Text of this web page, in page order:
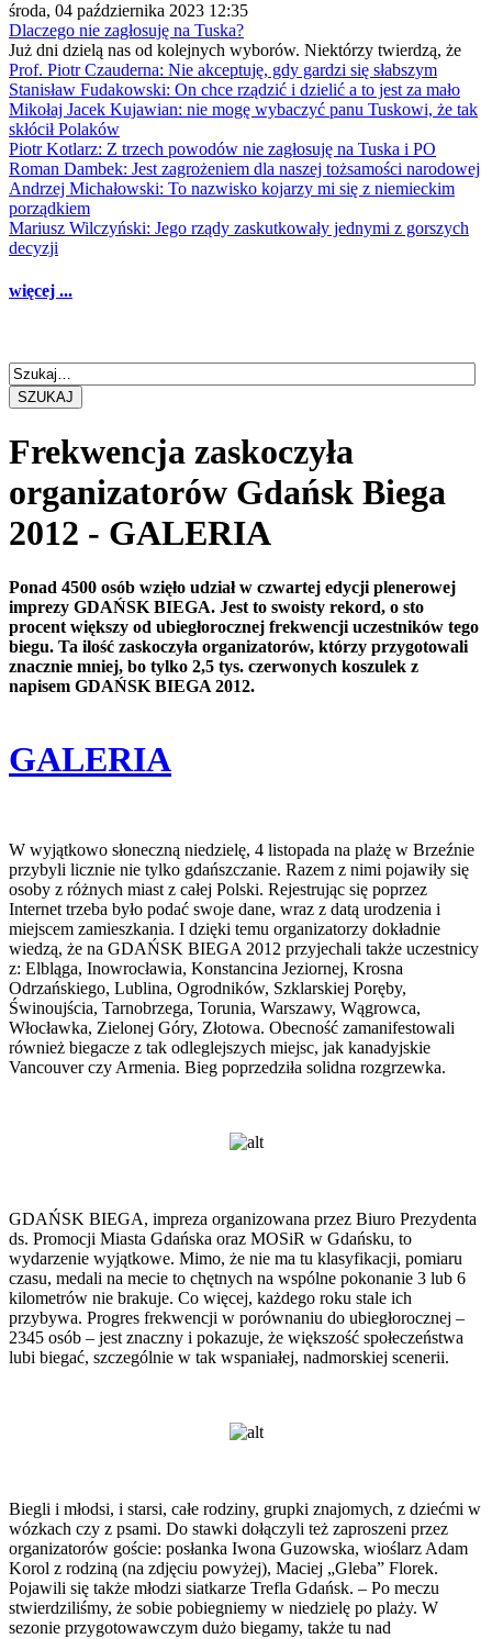
środa, 04 października 2023 12:35
Dlaczego nie zagłosuję na Tuska?
Już dni dzielą nas od kolejnych wyborów. Niektórzy twierdzą, że
Prof. Piotr Czauderna: Nie akceptuję, gdy gardzi się słabszym
Stanisław Fudakowski: On chce rządzić i dzielić a to jest za mało
Mikołaj Jacek Kujawian: nie mogę wybaczyć panu Tuskowi, że tak
skłócił Polaków
Piotr Kotlarz: Z trzech powodów nie zagłosuję na Tuska i PO
Roman Dambek: Jest zagrożeniem dla naszej tożsamości narodowej
Andrzej Michałowski: To nazwisko kojarzy mi się z niemieckim
porządkiem
Mariusz Wilczyński: Jego rządy zaskutkowały jednymi z gorszych
decyzji
więcej ...
SZUKAJ
Frekwencja zaskoczyła
organizatorów Gdańsk Biega
2012 - GALERIA
Ponad 4500 osób wzięło udział w czwartej edycji plenerowej
imprezy GDAŃSK BIEGA. Jest to swoisty rekord, o sto
procent większy od ubiegłorocznej frekwencji uczestników tego
biegu. Ta ilość zaskoczyła organizatorów, którzy przygotowali
znacznie mniej, bo tylko 2,5 tys. czerwonych koszulek z
napisem GDAŃSK BIEGA 2012.
GALERIA
W wyjątkowo słoneczną niedzielę, 4 listopada na plażę w Brzeźnie
przybyli licznie nie tylko gdańszczanie. Razem z nimi pojawiły się
osoby z różnych miast z całej Polski. Rejestrując się poprzez
Internet trzeba było podać swoje dane, wraz z datą urodzenia i
miejscem zamieszkania. I dzięki temu organizatorzy dokładnie
wiedzą, że na GDAŃSK BIEGA 2012 przyjechali także uczestnicy
z: Elbląga, Inowrocławia, Konstancina Jeziornej, Krosna
Odrzańskiego, Lublina, Ogrodników, Szklarskiej Poręby,
Świnoujścia, Tarnobrzega, Torunia, Warszawy, Wągrowca,
Włocławka, Zielonej Góry, Złotowa. Obecność zamanifestowali
również biegacze z tak odleglejszych miejsc, jak kanadyjskie
Vancouver czy Armenia. Bieg poprzedziła solidna rozgrzewka.
GDAŃSK BIEGA, impreza organizowana przez Biuro Prezydenta
ds. Promocji Miasta Gdańska oraz MOSiR w Gdańsku, to
wydarzenie wyjątkowe. Mimo, że nie ma tu klasyfikacji, pomiaru
czasu, medali na mecie to chętnych na wspólne pokonanie 3 lub 6
kilometrów nie brakuje. Co więcej, każdego roku stale ich
przybywa. Progres frekwencji w porównaniu do ubiegłorocznej –
2345 osób – jest znaczny i pokazuje, że większość społeczeństwa
lubi biegać, szczególnie w tak wspaniałej, nadmorskiej scenerii.
Biegli i młodsi, i starsi, całe rodziny, grupki znajomych, z dziećmi w
wózkach czy z psami. Do stawki dołączyli też zaproszeni przez
organizatorów goście: posłanka Iwona Guzowska, wioślarz Adam
Korol z rodziną (na zdjęciu powyżej), Maciej „Gleba” Florek.
Pojawili się także młodzi siatkarze Trefla Gdańsk. – Po meczu
stwierdziliśmy, że sobie pobiegniemy w niedzielę po plaży. W
sezonie przygotowawczym dużo biegamy, także tu nad